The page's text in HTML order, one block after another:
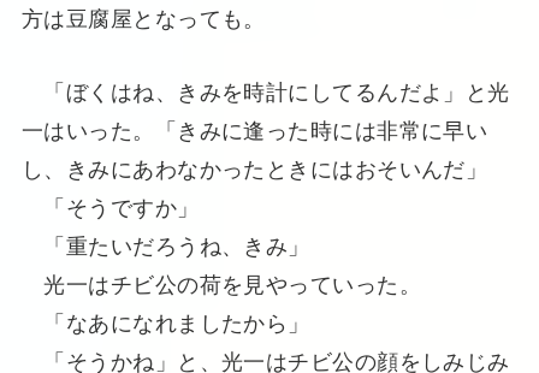
方は豆腐屋となっても。
「ぼくはね、きみを時計にしてるんだよ」と光
一はいった。「きみに逢った時には非常に早い
し、きみにあわなかったときにはおそいんだ」
「そうですか」
「重たいだろうね、きみ」
光一はチビ公の荷を見やっていった。
「なあになれましたから」
「そうかね」と、光一はチビ公の顔をしみじみ